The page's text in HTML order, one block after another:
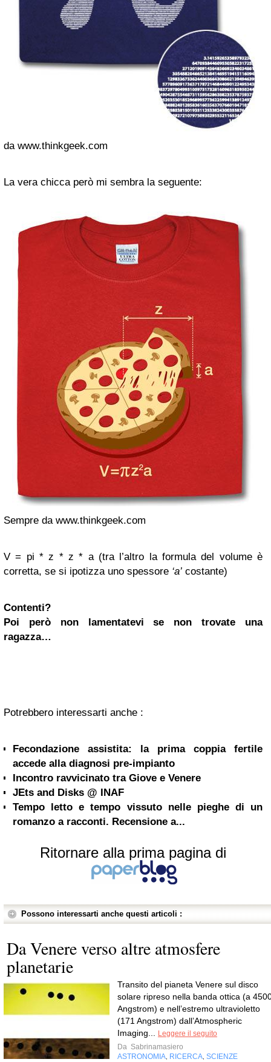
da www.thinkgeek.com
La vera chicca però mi sembra la seguente:
Sempre da www.thinkgeek.com
V = pi * z * z * a (tra l’altro la formula del volume è
corretta, se si ipotizza uno spessore ‘a’ costante)
Contenti?
Poi però non lamentatevi se non trovate una
ragazza…
Potrebbero interessarti anche :
Fecondazione assistita: la prima coppia fertile
accede alla diagnosi pre-impianto
Incontro ravvicinato tra Giove e Venere
JEts and Disks @ INAF
Tempo letto e tempo vissuto nelle pieghe di un
romanzo a racconti. Recensione a...
Ritornare alla prima pagina di
Possono interessarti anche questi articoli :
Da Venere verso altre atmosfere
planetarie
Transito del pianeta Venere sul disco
solare ripreso nella banda ottica (a
Angstrom) e nell’estremo ultravioletto
(171 Angstrom) dall’Atmospheric
Imaging... Leggere il seguito
Da Sabrinamasiero
ASTRONOMIA, RICERCA, SCIENZE